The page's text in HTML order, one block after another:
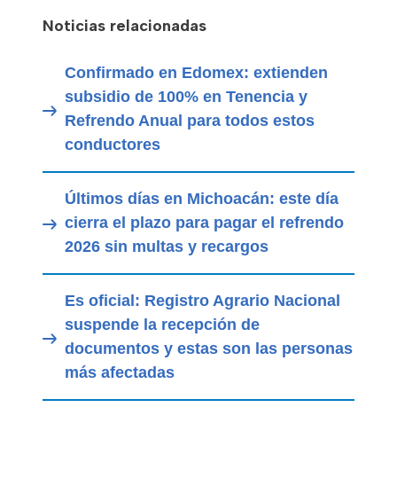
Noticias relacionadas
Confirmado en Edomex: extienden
subsidio de 100% en Tenencia y
Refrendo Anual para todos estos
conductores
Últimos días en Michoacán: este día
cierra el plazo para pagar el refrendo
2026 sin multas y recargos
Es oficial: Registro Agrario Nacional
suspende la recepción de
documentos y estas son las personas
más afectadas